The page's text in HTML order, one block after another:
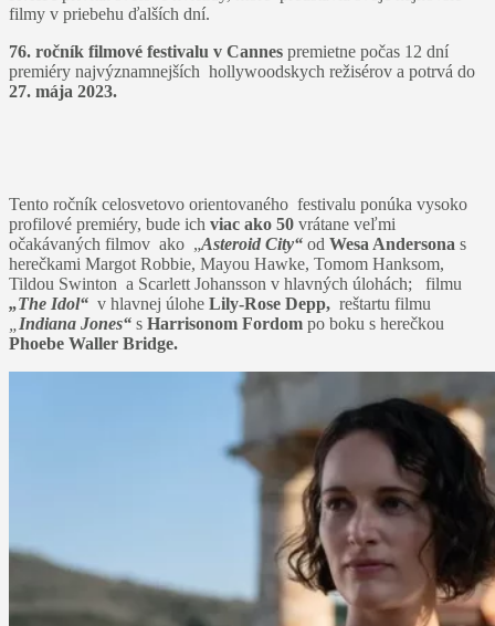
filmy v priebehu ďalších dní.
76. ročník filmové festivalu v Cannes premietne počas 12 dní
premiéry najvýznamnejších hollywoodskych režisérov a potrvá do
27. mája 2023.
Tento ročník celosvetovo orientovaného festivalu ponúka vysoko
profilové premiéry, bude ich viac ako 50 vrátane veľmi
očakávaných filmov ako „Asteroid City“ od Wesa Andersona s
herečkami Margot Robbie, Mayou Hawke, Tomom Hanksom,
Tildou Swinton a Scarlett Johansson v hlavných úlohách; filmu
„The Idol“ v hlavnej úlohe Lily-Rose Depp, reštartu filmu
Indiana Jones“ s Harrisonom Fordom po boku s herečkou
Phoebe Waller Bridge.